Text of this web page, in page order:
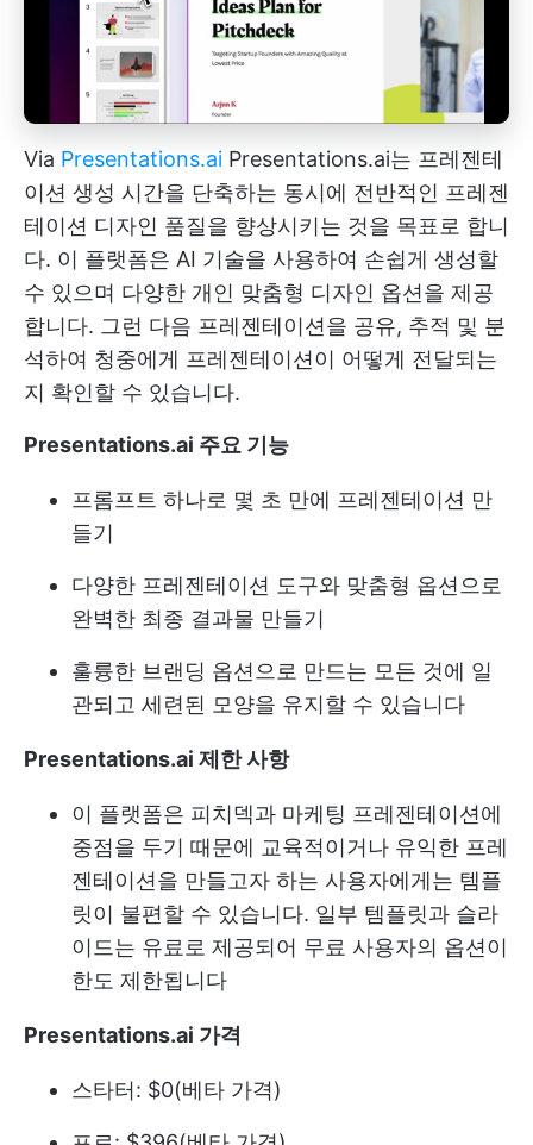
Via Presentations.ai Presentations.ai는 프레젠테
이션 생성 시간을 단축하는 동시에 전반적인 프레젠
테이션 디자인 품질을 향상시키는 것을 목표로 합니
다. 이 플랫폼은 AI 기술을 사용하여 손쉽게 생성할
수 있으며 다양한 개인 맞춤형 디자인 옵션을 제공
합니다. 그런 다음 프레젠테이션을 공유, 추적 및 분
석하여 청중에게 프레젠테이션이 어떻게 전달되는
지 확인할 수 있습니다.
Presentations.ai 주요 기능
프롬프트 하나로 몇 초 만에 프레젠테이션 만
들기
다양한 프레젠테이션 도구와 맞춤형 옵션으로
완벽한 최종 결과물 만들기
훌륭한 브랜딩 옵션으로 만드는 모든 것에 일
관되고 세련된 모양을 유지할 수 있습니다
Presentations.ai 제한 사항
이 플랫폼은 피치덱과 마케팅 프레젠테이션에
중점을 두기 때문에 교육적이거나 유익한 프레
젠테이션을 만들고자 하는 사용자에게는 템플
릿이 불편할 수 있습니다. 일부 템플릿과 슬라
이드는 유료로 제공되어 무료 사용자의 옵션이
한도 제한됩니다
Presentations.ai 가격
스타터: $0(베타 가격)